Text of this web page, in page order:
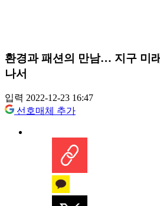
환경과 패션의 만남… 지구 미
나서
입력 2022-12-23 16:47
선호매체 추가